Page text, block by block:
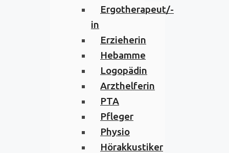
Ergotherapeut/-
in
Erzieherin
Hebamme
Logopädin
Arzthelferin
PTA
Pfleger
Physio
Hörakkustiker